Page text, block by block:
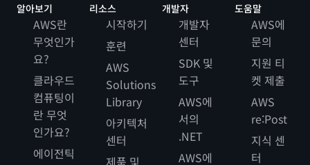
알아보기
AWS란
무엇인가
요?
클라우드
컴퓨팅이
란 무엇
인가요?
에이전틱
리소스
시작하기
훈련
AWS
Solutions
Library
아키텍처
센터
제품 및
개발자
개발자
센터
SDK 및
도구
AWS에
서의
.NET
AWS에
도움말
AWS에
문의
지원 티
켓 제출
AWS
re:Post
지식 센
터